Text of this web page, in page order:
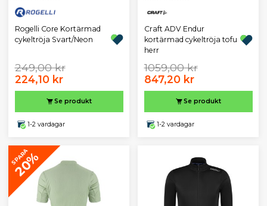
Rogelli Core Kortärmad
cykeltröja Svart/Neon
249,00 kr
224,10 kr
Se produkt
1-2 vardagar
Craft ADV Endur
kortärmad cykeltröja tofu
herr
1059,00 kr
847,20 kr
Se produkt
1-2 vardagar
SPARA
20%